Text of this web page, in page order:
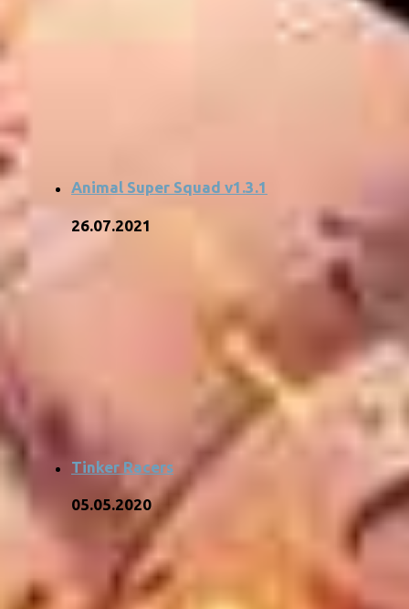
Animal Super Squad v1.3.1
26.07.2021
Tinker Racers
05.05.2020